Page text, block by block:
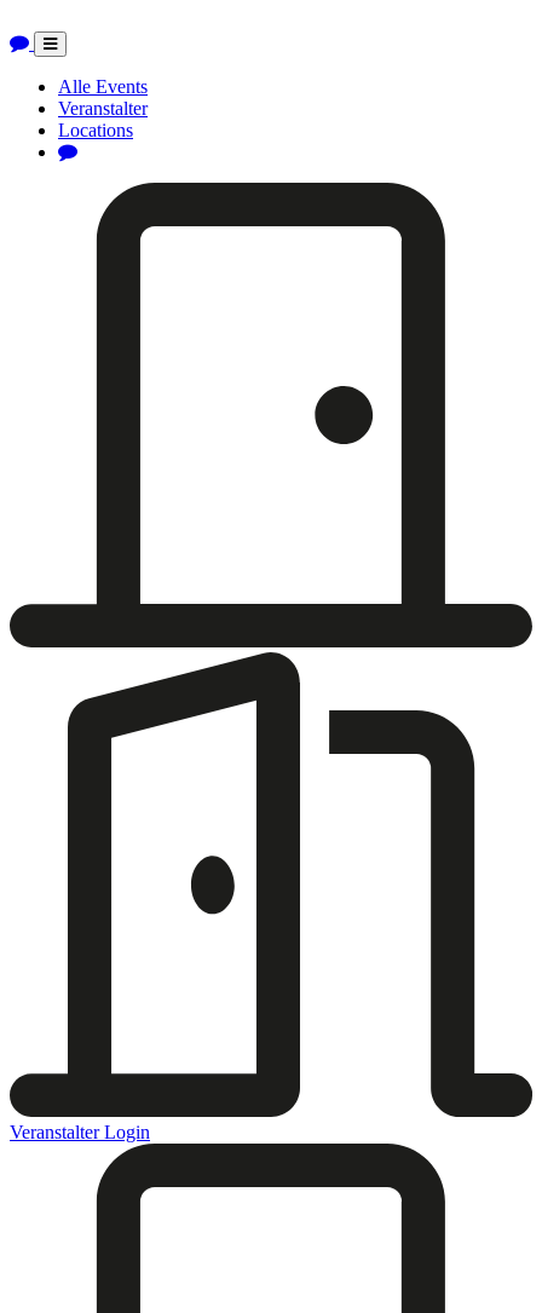
Toggle
navigation
Alle Events
Veranstalter
Locations
Veranstalter Login